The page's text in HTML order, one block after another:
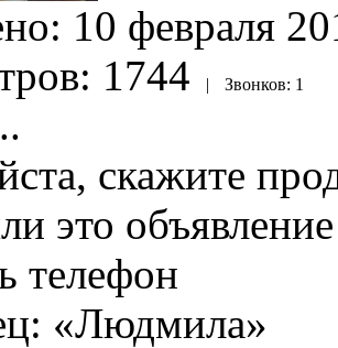
10 февраля
1744 | Звонков: 1
скажите
это
телефон
«Людмила»